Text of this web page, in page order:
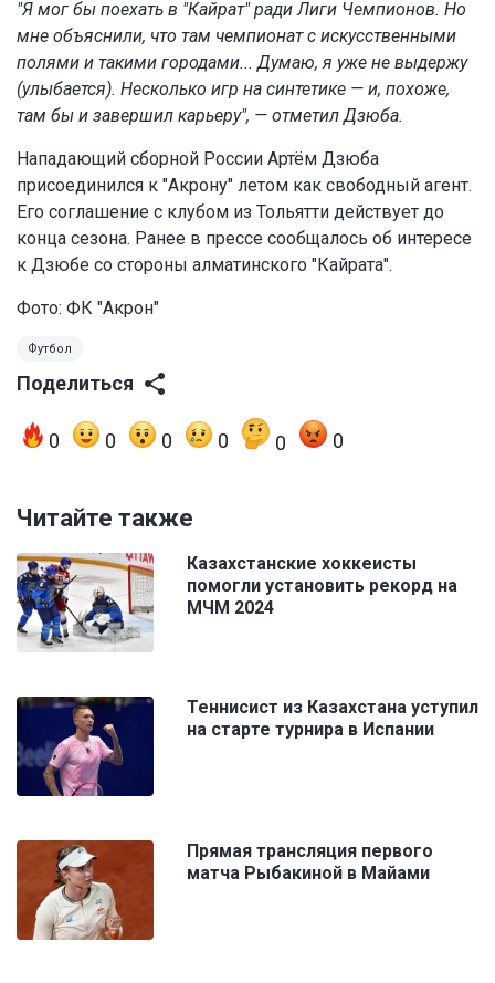
"Я мог бы поехать в "Кайрат" ради Лиги Чемпионов. Но
мне объяснили, что там чемпионат с искусственными
полями и такими городами... Думаю, я уже не выдержу
(улыбается). Несколько игр на синтетике — и, похоже,
там бы и завершил карьеру", — отметил Дзюба.
Нападающий сборной России Артём Дзюба
присоединился к "Акрону" летом как свободный агент.
Его соглашение с клубом из Тольятти действует до
конца сезона. Ранее в прессе сообщалось об интересе
к Дзюбе со стороны алматинского "Кайрата".
Фото: ФК "Акрон"
Футбол
Поделиться
0 0 0 0 0 0
Читайте также
Казахстанские хоккеисты
помогли установить рекорд на
МЧМ 2024
Теннисист из Казахстана уступил
на старте турнира в Испании
Прямая трансляция первого
матча Рыбакиной в Майами